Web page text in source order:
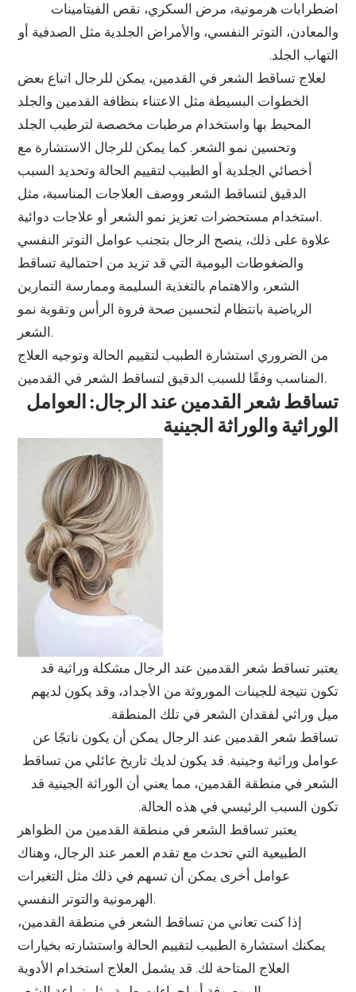
اضطرابات هرمونية، مرض السكري، نقص الفيتامينات
والمعادن، التوتر النفسي، والأمراض الجلدية مثل الصدفية أو
التهاب الجلد.
لعلاج تساقط الشعر في القدمين، يمكن للرجال اتباع بعض
الخطوات البسيطة مثل الاعتناء بنظافة القدمين والجلد
المحيط بها واستخدام مرطبات مخصصة لترطيب الجلد
وتحسين نمو الشعر. كما يمكن للرجال الاستشارة مع
أخصائي الجلدية أو الطبيب لتقييم الحالة وتحديد السبب
الدقيق لتساقط الشعر ووصف العلاجات المناسبة، مثل
استخدام مستحضرات تعزيز نمو الشعر أو علاجات دوائية.
علاوة على ذلك، ينصح الرجال بتجنب عوامل التوتر النفسي
والضغوطات اليومية التي قد تزيد من احتمالية تساقط
الشعر، والاهتمام بالتغذية السليمة وممارسة التمارين
الرياضية بانتظام لتحسين صحة فروة الرأس وتقوية نمو
الشعر.
من الضروري استشارة الطبيب لتقييم الحالة وتوجيه العلاج
المناسب وفقًا للسبب الدقيق لتساقط الشعر في القدمين.
تساقط شعر القدمين عند الرجال: العوامل
الوراثية والوراثة الجينية
يعتبر تساقط شعر القدمين عند الرجال مشكلة وراثية قد
تكون نتيجة للجينات الموروثة من الأجداد، وقد يكون لديهم
ميل وراثي لفقدان الشعر في تلك المنطقة.
تساقط شعر القدمين عند الرجال يمكن أن يكون ناتجًا عن
عوامل وراثية وجينية. قد يكون لديك تاريخ عائلي من تساقط
الشعر في منطقة القدمين، مما يعني أن الوراثة الجينية قد
تكون السبب الرئيسي في هذه الحالة.
يعتبر تساقط الشعر في منطقة القدمين من الظواهر
الطبيعية التي تحدث مع تقدم العمر عند الرجال، وهناك
عوامل أخرى يمكن أن تسهم في ذلك مثل التغيرات
الهرمونية والتوتر النفسي.
إذا كنت تعاني من تساقط الشعر في منطقة القدمين،
يمكنك استشارة الطبيب لتقييم الحالة واستشارته بخيارات
العلاج المتاحة لك. قد يشمل العلاج استخدام الأدوية